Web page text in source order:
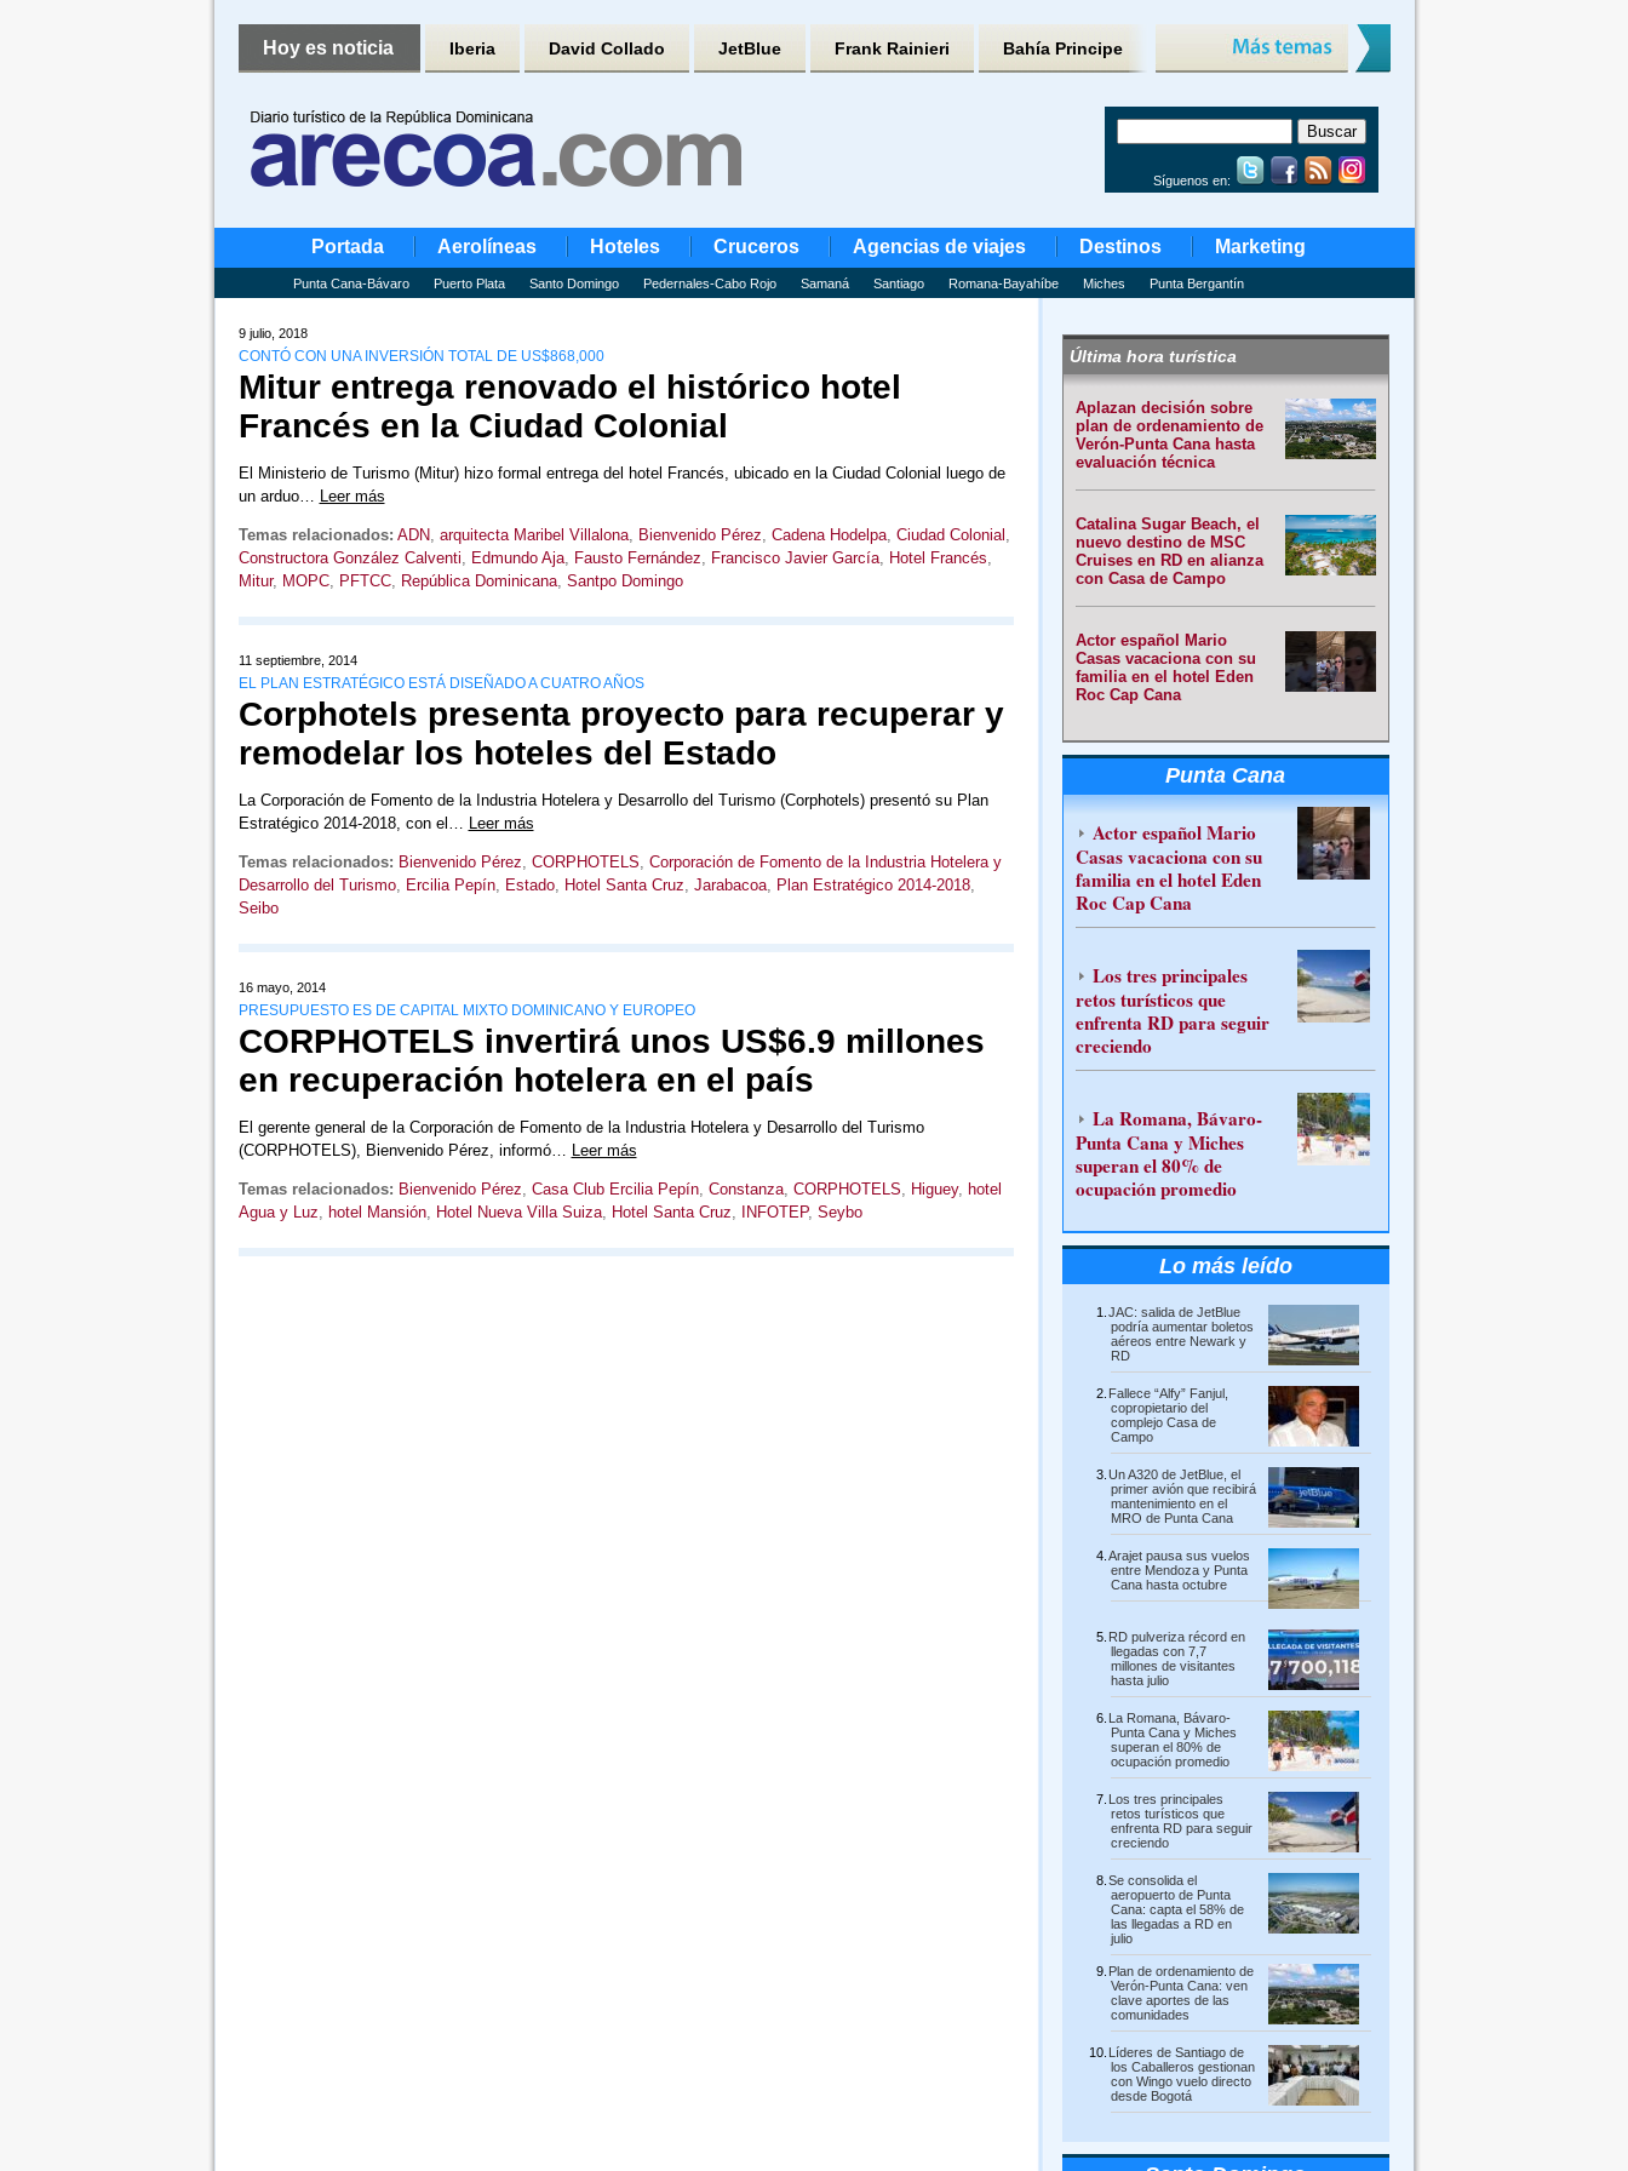
Hoy es noticia Iberia David Collado JetBlue Frank Rainieri Bahía Principe
Síguenos en:
Portada Aerolíneas Hoteles Cruceros Agencias de viajes Destinos Marketing
Punta Cana-Bávaro Puerto Plata Santo Domingo Pedernales-Cabo Rojo Samaná Santiago Romana-Bayahíbe Miches Punta Bergantín
9 julio, 2018
CONTÓ CON UNA INVERSIÓN TOTAL DE US$868,000
Mitur entrega renovado el histórico hotel
Francés en la Ciudad Colonial
El Ministerio de Turismo (Mitur) hizo formal entrega del hotel Francés, ubicado en la Ciudad Colonial luego de
un arduo… Leer más
Temas relacionados: ADN, arquitecta Maribel Villalona, Bienvenido Pérez, Cadena Hodelpa, Ciudad Colonial ,
Constructora González Calventi, Edmundo Aja, Fausto Fernández, Francisco Javier García, Hotel Francés,
Mitur, MOPC, PFTCC, República Dominicana, Santpo Domingo
11 septiembre, 2014
EL PLAN ESTRATÉGICO ESTÁ DISEÑADO A CUATRO AÑOS
Corphotels presenta proyecto para recuperar y
remodelar los hoteles del Estado
La Corporación de Fomento de la Industria Hotelera y Desarrollo del Turismo (Corphotels) presentó su Plan
Estratégico 2014-2018, con el… Leer más
Temas relacionados: Bienvenido Pérez, CORPHOTELS, Corporación de Fomento de la Industria Hotelera y
Desarrollo del Turismo, Ercilia Pepín, Estado, Hotel Santa Cruz, Jarabacoa, Plan Estratégico 2014-2018,
Seibo
16 mayo, 2014
PRESUPUESTO ES DE CAPITAL MIXTO DOMINICANO Y EUROPEO
CORPHOTELS invertirá unos US$6.9 millones
en recuperación hotelera en el país
El gerente general de la Corporación de Fomento de la Industria Hotelera y Desarrollo del Turismo
(CORPHOTELS), Bienvenido Pérez, informó… Leer más
Temas relacionados: Bienvenido Pérez, Casa Club Ercilia Pepín, Constanza, CORPHOTELS, Higuey, hotel
Agua y Luz, hotel Mansión, Hotel Nueva Villa Suiza, Hotel Santa Cruz, INFOTEP, Seybo
Última hora turística
Aplazan decisión sobre
plan de ordenamiento de
Verón-Punta Cana hasta
evaluación técnica
Catalina Sugar Beach, el
nuevo destino de MSC
Cruises en RD en alianza
con Casa de Campo
Actor español Mario
Casas vacaciona con su
familia en el hotel Eden
Roc Cap Cana
Punta Cana
Actor español Mario
Casas vacaciona con su
familia en el hotel Eden
Roc Cap Cana
Los tres principales
retos turísticos que
enfrenta RD para seguir
creciendo
La Romana, Bávaro-
Punta Cana y Miches
superan el 80% de
ocupación promedio
Lo más leído
JAC: salida de JetBlue
podría aumentar boletos
aéreos entre Newark y
RD
Fallece “Alfy” Fanjul,
copropietario del
complejo Casa de
Campo
Un A320 de JetBlue, el
primer avión que recibirá
mantenimiento en el
MRO de Punta Cana
Arajet pausa sus vuelos
entre Mendoza y Punta
Cana hasta octubre
RD pulveriza récord en
llegadas con 7,7
millones de visitantes
hasta julio
La Romana, Bávaro-
Punta Cana y Miches
superan el 80% de
ocupación promedio
Los tres principales
retos turísticos que
enfrenta RD para seguir
creciendo
Se consolida el
aeropuerto de Punta
Cana: capta el 58% de
las llegadas a RD en
julio
Plan de ordenamiento de
Verón-Punta Cana: ven
clave aportes de las
comunidades
Líderes de Santiago de
los Caballeros gestionan
con Wingo vuelo directo
desde Bogotá